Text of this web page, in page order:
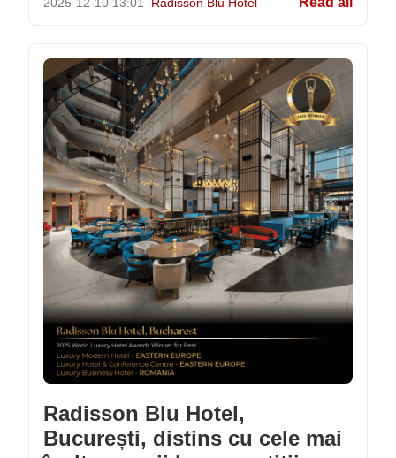
Radisson Blu Hotel,
București, distins cu cele mai